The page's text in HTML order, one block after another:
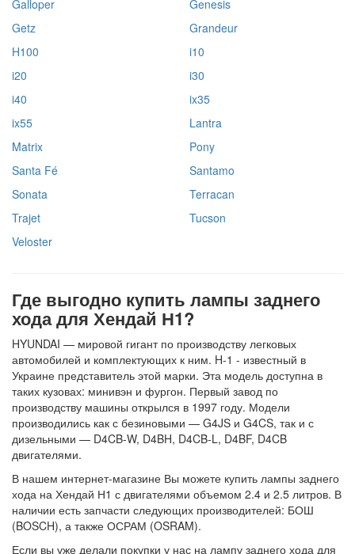
Galloper
Genesis
Getz
Grandeur
H100
i10
i20
i30
i40
ix35
ix55
Lantra
Matrix
Pony
Santa Fé
Santamo
Sonata
Terracan
Trajet
Tucson
Veloster
Где выгодно купить лампы заднего
хода для Хендай Н1?
HYUNDAI — мировой гигант по производству легковых
автомобилей и комплектующих к ним. H-1 - известный в
Украине представитель этой марки. Эта модель доступна в
таких кузовах: минивэн и фургон. Первый завод по
производству машины открылся в 1997 году. Модели
производились как с безиновыми — G4JS и G4CS, так и с
дизельными — D4CB-W, D4BH, D4CB-L, D4BF, D4CB
двигателями.
В нашем интернет-магазине Вы можете купить лампы заднего
хода на Хендай Н1 с двигателями объемом 2.4 и 2.5 литров. В
наличии есть запчасти следующих производителей: БОШ
(BOSCH), а также ОСРАМ (OSRAM).
Если вы уже делали покупки у нас на лампу заднего хода для